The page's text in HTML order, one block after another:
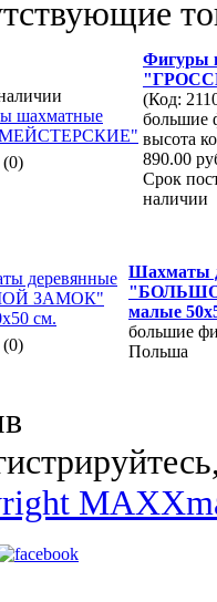
Фигуры
(Код:
большие
высота
890.00
Срок
наличии
Шахматы
малые
большие
Польша